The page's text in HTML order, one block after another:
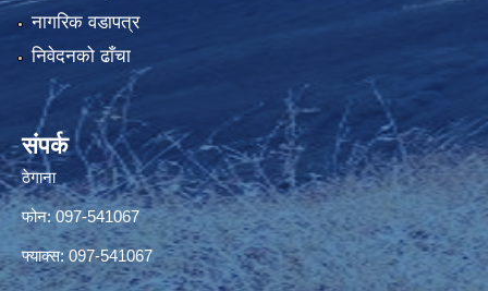
नागरिक वडापत्र
निवेदनको ढाँचा
संपर्क
ठेगाना
फोन: 097-541067
फ्याक्स: 097-541067